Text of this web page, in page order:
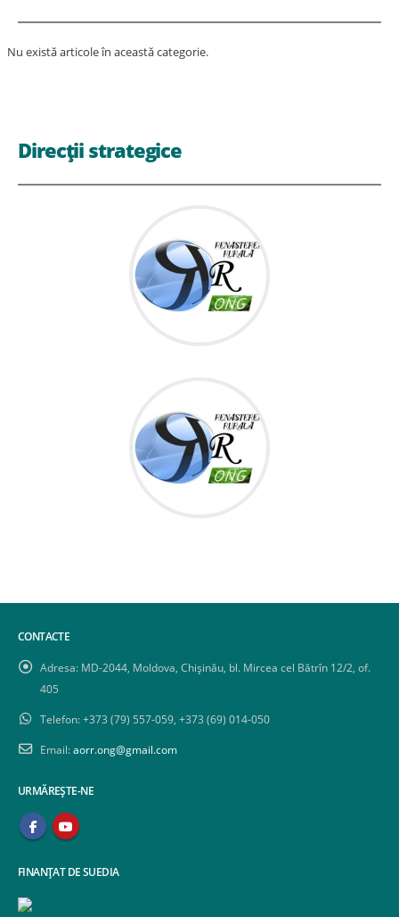
Nu există articole în această categorie.
Direcții strategice
CONTACTE
Adresa: MD-2044, Moldova, Chișinău, bl. Mircea cel Bătrîn 12/2, of.
405
Telefon:+373 (79) 557-059, +373 (69) 014-050
Email:aorr.ong@gmail.com
URMĂREȘTE-NE
FINANȚAT DE SUEDIA